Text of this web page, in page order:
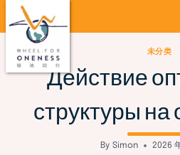
to
content
未分类
Действие
структуры на
By Simon 2026